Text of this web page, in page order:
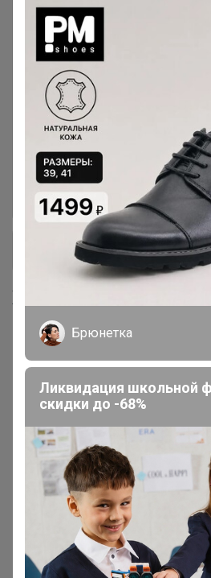
Баня и сауна -
Скидки
Хиты
Ароматерапия и
+ Ещё 51
Хиты продаж
153,08р
Цена за 2 уп. Спички
костровые наполнением 30
шт. Белка-Фаворит
Брюнетка
Ликвидация школьной
скидки до -68%